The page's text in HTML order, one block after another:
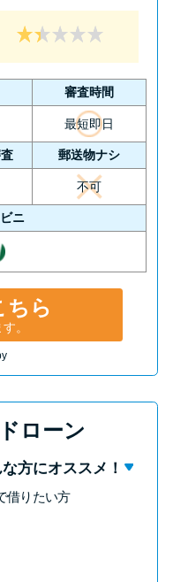
審査時間
最短即日
郵送物ナシ
不可
ニ
ちら
。
ローン
方にオススメ！
借りたい方